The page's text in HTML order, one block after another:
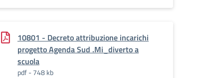
10801 - Decreto attribuzione incarichi
progetto Agenda Sud .Mi_diverto a
scuola
pdf - 748 kb